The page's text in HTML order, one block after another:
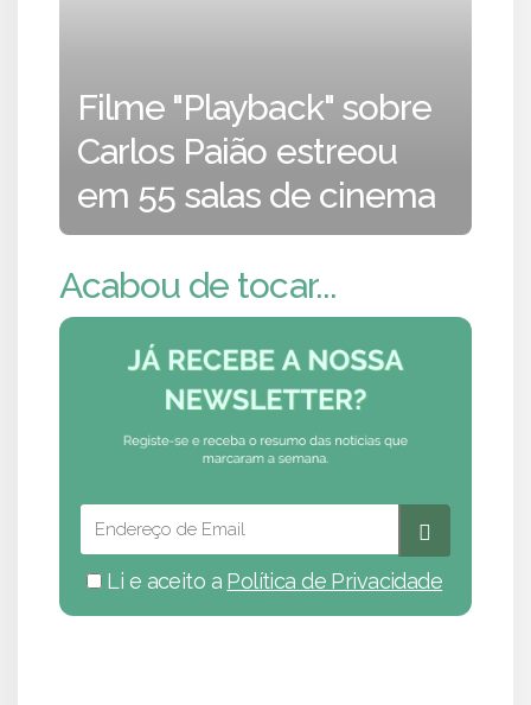
Filme "Playback" sobre
Carlos Paião estreou
em 55 salas de cinema
Acabou de tocar...
Li e aceito a Política de Privacidade